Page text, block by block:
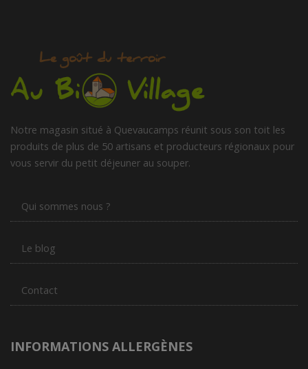
Notre magasin situé à Quevaucamps réunit sous son toit les
produits de plus de 50 artisans et producteurs régionaux pour
vous servir du petit déjeuner au souper.
Qui sommes nous ?
Le blog
Contact
INFORMATIONS ALLERGÈNES